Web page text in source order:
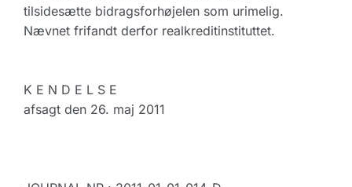
tilsidesætte bidragsforhøjelen som urimelig.
Nævnet frifandt derfor realkreditinstituttet.
K E N D E L S E
afsagt den 26. maj 2011